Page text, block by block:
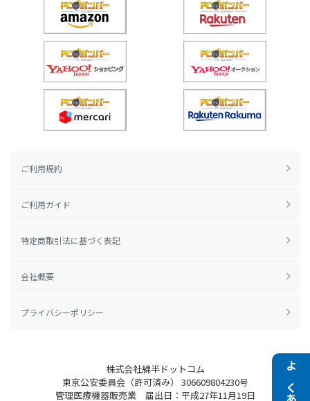
ご利用規約
ご利用ガイド
特定商取引法に基づく表記
会社概要
プライバシーポリシー
株式会社綿半ドットコム
東京公安委員会（許可済み） 306609804230号
管理医療機器販売業 届出日：平成27年11月19日